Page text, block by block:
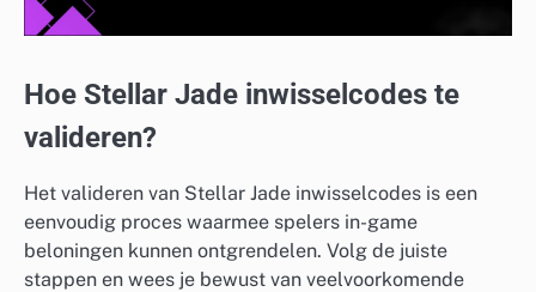
Hoe Stellar Jade inwisselcodes te
valideren?
Het valideren van Stellar Jade inwisselcodes is een
eenvoudig proces waarmee spelers in-game
beloningen kunnen ontgrendelen. Volg de juiste
stappen en wees je bewust van veelvoorkomende